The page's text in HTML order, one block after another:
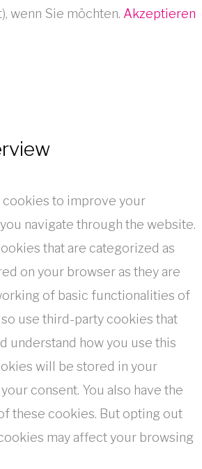
wenn Sie möchten. Akzeptieren
cookies to improve your
navigate through the website.
that are categorized as
on your browser as they are
of basic functionalities of
use third-party cookies that
understand how you use this
will be stored in your
consent. You also have the
these cookies. But opting out
may affect your browsing